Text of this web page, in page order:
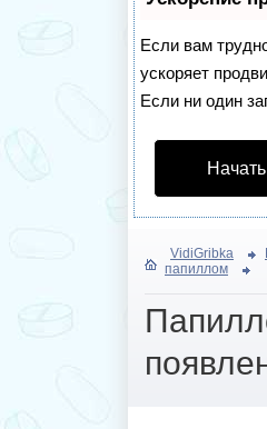
Если вам
ускоряет
Если ни один
VidiGribka
папиллом